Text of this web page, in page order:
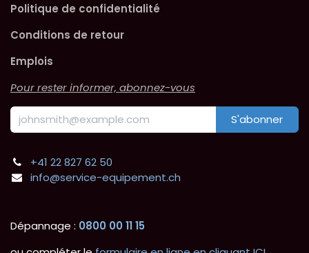
Politique de confidentialité
Conditions de retour
Emplois
Pour rester informer, abonnez-vous
S'abonner
+41 22 827 62 50
info@service-equipement.ch
Dépannage : 0800 00 11 15